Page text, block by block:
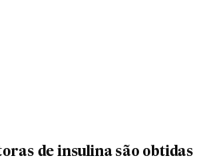
de insulina são obtidas